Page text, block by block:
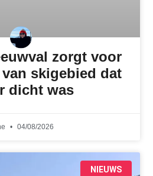
zorgt voor
skigebied dat
dicht was
04/08/2026
NIEUWS